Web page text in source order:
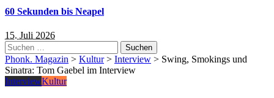
60 Sekunden bis Neapel
15. Juli 2026
Suchen
nach:
Phonk. Magazin > Kultur> Interview > Swing, Smokings und
Sinatra: Tom Gaebel im Interview
InterviewKultur